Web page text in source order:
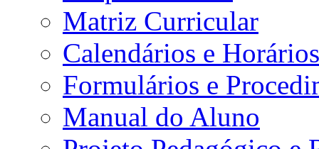
Matriz Curricular
Calendários e Horários
Formulários e
Manual do Aluno